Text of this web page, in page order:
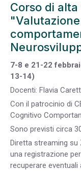
Corso di
7-8 e 21-22
13-14)
Docenti: Flavia
Con il patrocinio di
Cognitivo
Sono previsti circa
Diretta streaming
una registrazione
recuperare